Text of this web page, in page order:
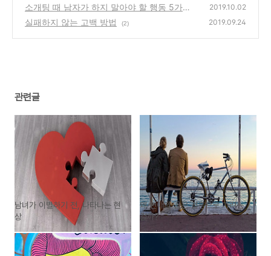
소개팅 때 남자가 하지 말아야 할 행동 5가지
(2)
2019.10.02
실패하지 않는 고백 방법 (2) 2019.09.24
관련글
남녀가 이별하기 전, 나타나는 현
상
왜 연애의 끝은 결혼으로 가려는
걸까?